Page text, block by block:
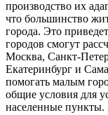
производство их
что большинство
города. Это
городов смогут
Москва, Санкт-
Екатеринбург и
помогать малым
общие условия для
населенные